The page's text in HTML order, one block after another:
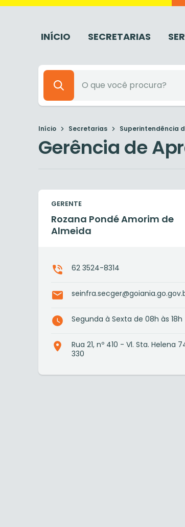
INÍCIO SECRETARIAS
Início Secretarias Superintendência
Gerência de
GERENTE
Rozana Pondé Amorim de
Almeida
62 3524-8314
Segunda à Sexta de 08h às 18h
Rua 21, nº 410 - Vl. Sta. Helena
330